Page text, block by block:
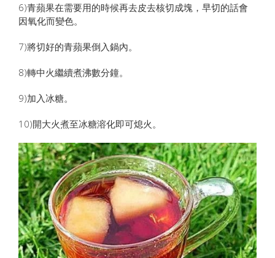
6)青蘋果在需要用的時候再去皮去核切成塊，早切的話會
因氧化而變色。
7)將切好的青蘋果倒入鍋內。
8)轉中火繼續煮沸數分鐘。
9)加入冰糖。
10)開大火煮至冰糖溶化即可熄火。